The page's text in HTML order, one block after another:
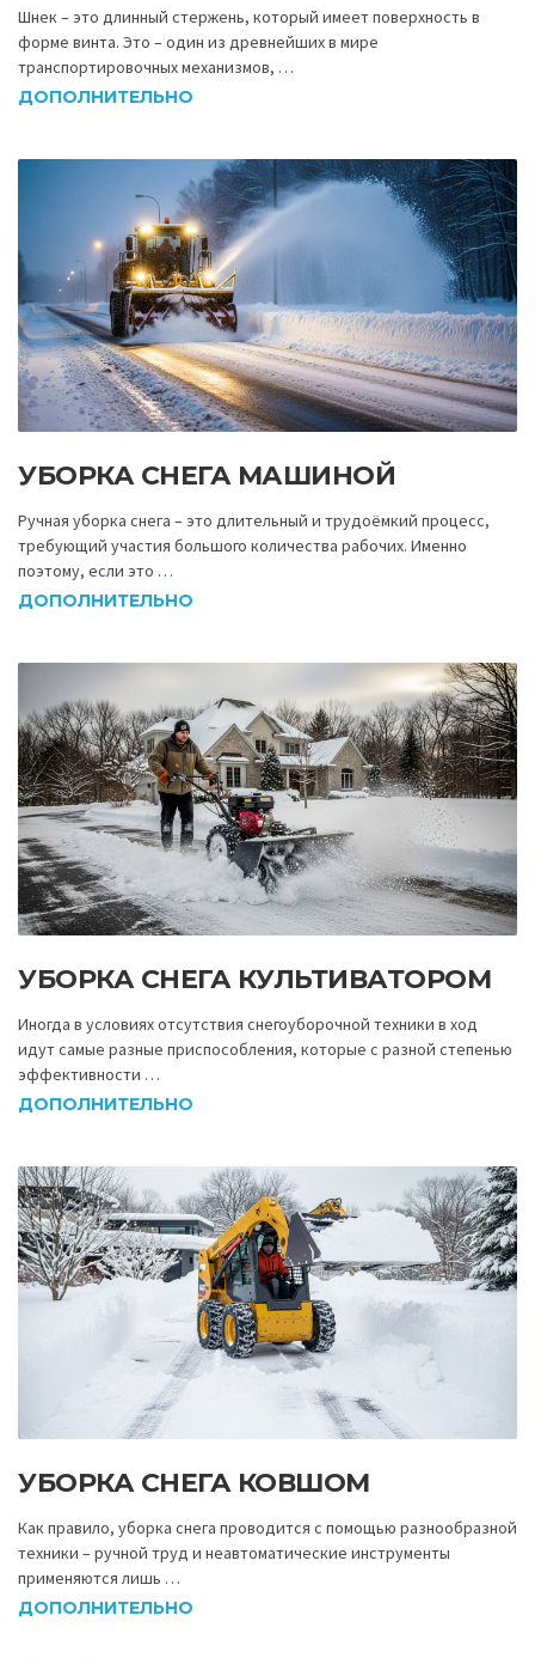
Шнек – это длинный стержень, который имеет поверхность в
форме винта. Это – один из древнейших в мире
транспортировочных механизмов, …
ДОПОЛНИТЕЛЬНО
УБОРКА СНЕГА МАШИНОЙ
Ручная уборка снега – это длительный и трудоёмкий процесс,
требующий участия большого количества рабочих. Именно
поэтому, если это …
ДОПОЛНИТЕЛЬНО
УБОРКА СНЕГА КУЛЬТИВАТОРОМ
Иногда в условиях отсутствия снегоуборочной техники в ход
идут самые разные приспособления, которые с разной степенью
эффективности …
ДОПОЛНИТЕЛЬНО
УБОРКА СНЕГА КОВШОМ
Как правило, уборка снега проводится с помощью разнообразной
техники – ручной труд и неавтоматические инструменты
применяются лишь …
ДОПОЛНИТЕЛЬНО